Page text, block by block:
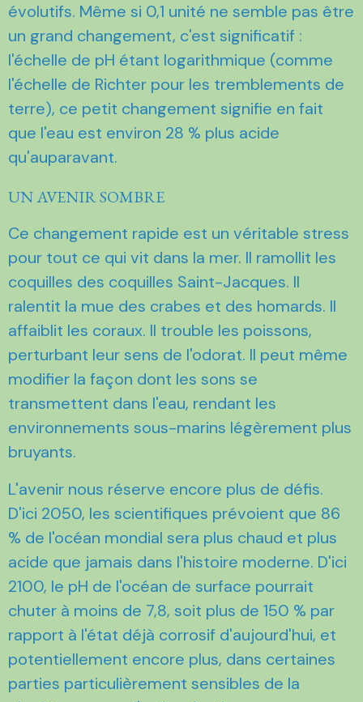
évolutifs. Même si 0,1 unité ne semble pas être
un grand changement, c'est significatif :
l'échelle de pH étant logarithmique (comme
l'échelle de Richter pour les tremblements de
terre), ce petit changement signifie en fait
que l'eau est environ 28 % plus acide
qu'auparavant.
UN AVENIR SOMBRE
Ce changement rapide est un véritable stress
pour tout ce qui vit dans la mer. Il ramollit les
coquilles des coquilles Saint-Jacques. Il
ralentit la mue des crabes et des homards. Il
affaiblit les coraux. Il trouble les poissons,
perturbant leur sens de l'odorat. Il peut même
modifier la façon dont les sons se
transmettent dans l'eau, rendant les
environnements sous-marins légèrement plus
bruyants.
L'avenir nous réserve encore plus de défis.
D'ici 2050, les scientifiques prévoient que 86
% de l'océan mondial sera plus chaud et plus
acide que jamais dans l'histoire moderne. D'ici
2100, le pH de l'océan de surface pourrait
chuter à moins de 7,8, soit plus de 150 % par
rapport à l'état déjà corrosif d'aujourd'hui, et
potentiellement encore plus, dans certaines
parties particulièrement sensibles de la